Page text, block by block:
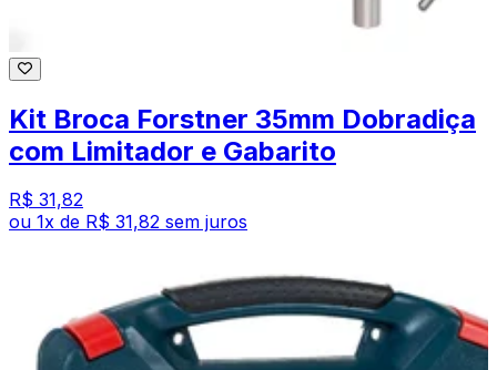
Kit Broca Forstner 35mm Dobradiça
com Limitador e Gabarito
R$ 31,82
ou 1x de R$ 31,82 sem juros